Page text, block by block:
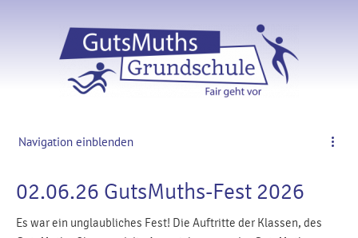
Navigation einblenden
02.06.26 GutsMuths-Fest 2026
Es war ein unglaubliches Fest! Die Auftritte der Klassen, des